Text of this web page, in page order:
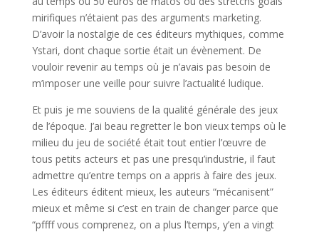
mirifiques n’étaient pas des arguments marketing.
D’avoir la nostalgie de ces éditeurs mythiques, comme
Ystari, dont chaque sortie était un évènement. De
vouloir revenir au temps où je n’avais pas besoin de
m’imposer une veille pour suivre l’actualité ludique.
Et puis je me souviens de la qualité générale des jeux
de l’époque. J’ai beau regretter le bon vieux temps où le
milieu du jeu de société était tout entier l’œuvre de
tous petits acteurs et pas une presqu’industrie, il faut
admettre qu’entre temps on a appris à faire des jeux.
Les éditeurs éditent mieux, les auteurs “mécanisent”
mieux et même si c’est en train de changer parce que
“pffff vous comprenez, on a plus l’temps, y’en a vingt